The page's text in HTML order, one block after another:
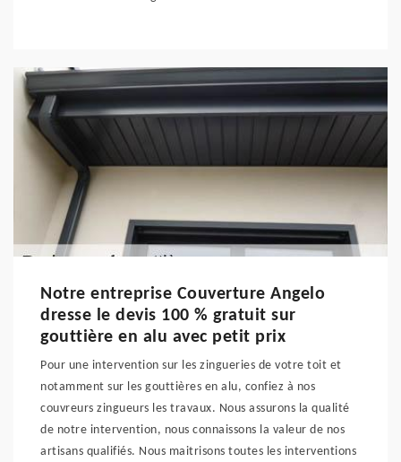
Notre entreprise Couverture Angelo
dresse le devis 100 % gratuit sur
gouttière en alu avec petit prix
Pour une intervention sur les zingueries de votre toit et
notamment sur les gouttières en alu, confiez à nos
couvreurs zingueurs les travaux. Nous assurons la qualité
de notre intervention, nous connaissons la valeur de nos
artisans qualifiés. Nous maitrisons toutes les interventions